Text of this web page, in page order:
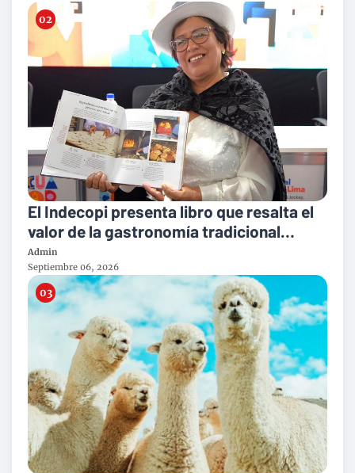
El Indecopi presenta libro que resalta el
valor de la gastronomía tradicional
peruana
Admin
Septiembre 06, 2026